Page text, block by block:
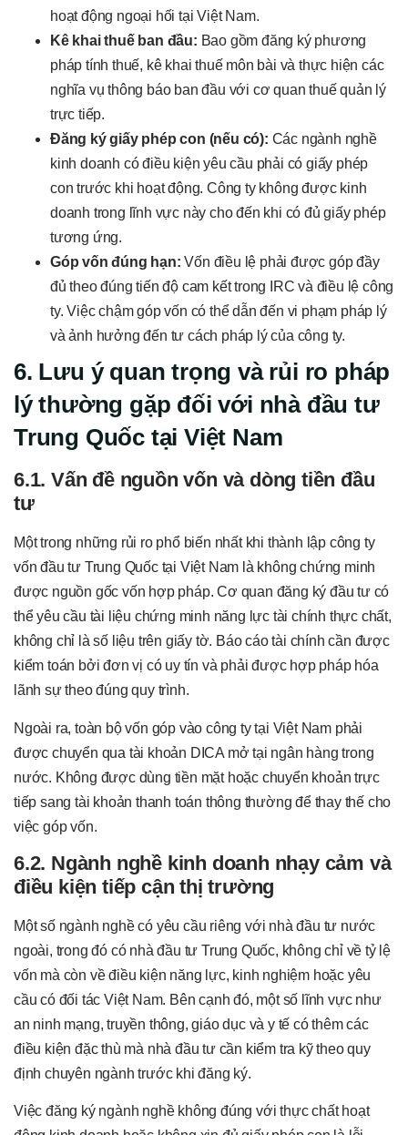
hoạt động ngoại hối tại Việt Nam.
Kê khai thuế ban đầu: Bao gồm đăng ký phương
pháp tính thuế, kê khai thuế môn bài và thực hiện các
nghĩa vụ thông báo ban đầu với cơ quan thuế quản lý
trực tiếp.
Đăng ký giấy phép con (nếu có): Các ngành nghề
kinh doanh có điều kiện yêu cầu phải có giấy phép
con trước khi hoạt động. Công ty không được kinh
doanh trong lĩnh vực này cho đến khi có đủ giấy phép
tương ứng.
Góp vốn đúng hạn: Vốn điều lệ phải được góp đầy
đủ theo đúng tiến độ cam kết trong IRC và điều lệ công
ty. Việc chậm góp vốn có thể dẫn đến vi phạm pháp lý
và ảnh hưởng đến tư cách pháp lý của công ty.
6. Lưu ý quan trọng và rủi ro pháp
lý thường gặp đối với nhà đầu tư
Trung Quốc tại Việt Nam
6.1. Vấn đề nguồn vốn và dòng tiền đầu
tư
Một trong những rủi ro phổ biến nhất khi thành lập công ty
vốn đầu tư Trung Quốc tại Việt Nam là không chứng minh
được nguồn gốc vốn hợp pháp. Cơ quan đăng ký đầu tư có
thể yêu cầu tài liệu chứng minh năng lực tài chính thực chất,
không chỉ là số liệu trên giấy tờ. Báo cáo tài chính cần được
kiểm toán bởi đơn vị có uy tín và phải được hợp pháp hóa
lãnh sự theo đúng quy trình.
Ngoài ra, toàn bộ vốn góp vào công ty tại Việt Nam phải
được chuyển qua tài khoản DICA mở tại ngân hàng trong
nước. Không được dùng tiền mặt hoặc chuyển khoản trực
tiếp sang tài khoản thanh toán thông thường để thay thế cho
việc góp vốn.
6.2. Ngành nghề kinh doanh nhạy cảm và
điều kiện tiếp cận thị trường
Một số ngành nghề có yêu cầu riêng với nhà đầu tư nước
ngoài, trong đó có nhà đầu tư Trung Quốc, không chỉ về tỷ lệ
vốn mà còn về điều kiện năng lực, kinh nghiệm hoặc yêu
cầu có đối tác Việt Nam. Bên cạnh đó, một số lĩnh vực như
an ninh mạng, truyền thông, giáo dục và y tế có thêm các
điều kiện đặc thù mà nhà đầu tư cần kiểm tra kỹ theo quy
định chuyên ngành trước khi đăng ký.
Việc đăng ký ngành nghề không đúng với thực chất hoạt